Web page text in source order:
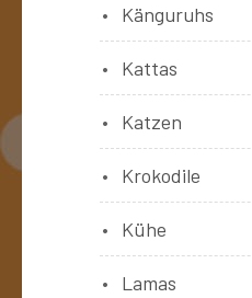
Känguruhs
Kattas
Katzen
Krokodile
Kühe
Lamas